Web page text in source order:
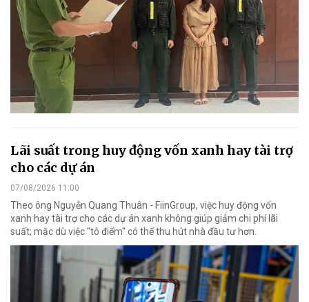
Lãi suất trong huy động vốn xanh hay tài trợ
cho các dự án
07/08/2026 11:00
Theo ông Nguyễn Quang Thuân - FiinGroup, việc huy động vốn
xanh hay tài trợ cho các dự án xanh không giúp giảm chi phí lãi
suất; mặc dù việc "tô điểm" có thể thu hút nhà đầu tư hơn.